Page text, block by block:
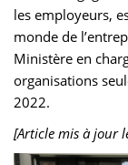
les employeurs,
monde de
Ministère en
organisations
2022.
[Article mis à jour